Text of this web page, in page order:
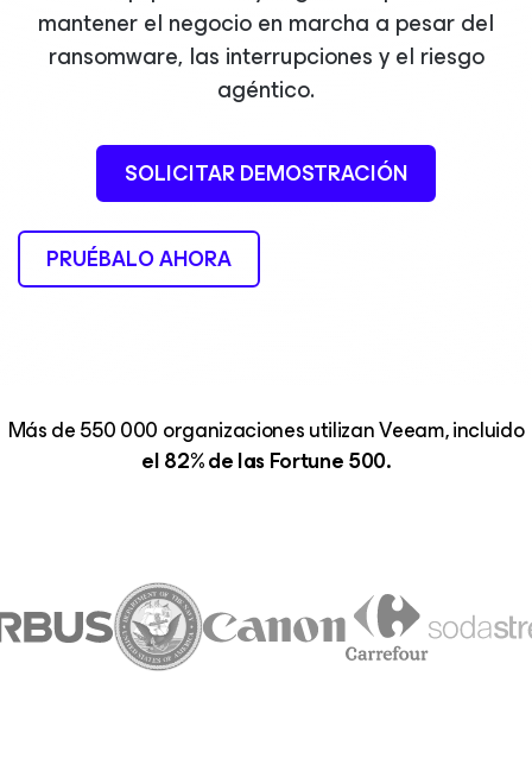
mantener el negocio en marcha a pesar del
ransomware, las interrupciones y el riesgo
agéntico.
SOLICITAR DEMOSTRACIÓN
PRUÉBALO AHORA
Más de 550 000 organizaciones utilizan Veeam, incluido
el 82% de las Fortune 500.